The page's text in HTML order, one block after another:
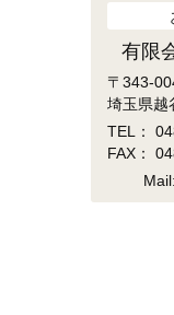
有限
〒343-
埼玉県越
TEL：
FAX：
Mail: